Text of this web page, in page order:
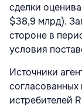
сделки
$38,9 млрд).
стороне в
условия
Источники
согласованных
истребителей